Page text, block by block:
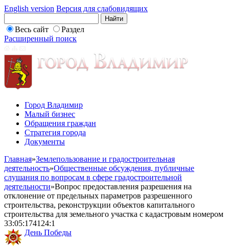
English version Версия для слабовидящих
Весь сайт
Раздел
Расширенный поиск
Город Владимир
Малый бизнес
Обращения граждан
Стратегия города
Документы
Главная»Землепользование и градостроительная
деятельность»Общественные обсуждения, публичные
слушания по вопросам в сфере градостроительной
деятельности»Вопрос предоставления разрешения на
отклонение от предельных параметров разрешенного
строительства, реконструкции объектов капитального
строительства для земельного участка с кадастровым номером
33:05:174124:1
День Победы